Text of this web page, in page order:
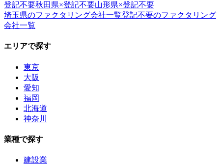
登記不要秋田県×登記不要山形県×登記不要
埼玉県のファクタリング会社一覧登記不要のファクタリング
会社一覧
エリアで探す
東京
大阪
愛知
福岡
北海道
神奈川
業種で探す
建設業